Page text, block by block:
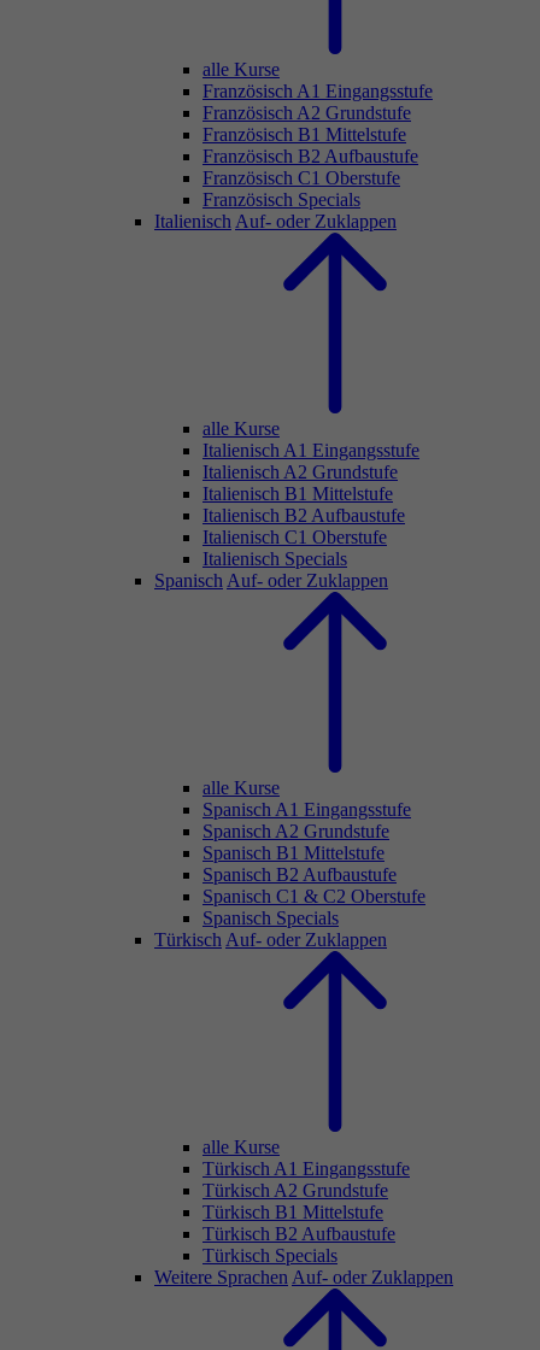
alle Kurse
Französisch A1 Eingangsstufe
Französisch A2 Grundstufe
Französisch B1 Mittelstufe
Französisch B2 Aufbaustufe
Französisch C1 Oberstufe
Französisch Specials
Italienisch Auf- oder Zuklappen
alle Kurse
Italienisch A1 Eingangsstufe
Italienisch A2 Grundstufe
Italienisch B1 Mittelstufe
Italienisch B2 Aufbaustufe
Italienisch C1 Oberstufe
Italienisch Specials
Spanisch Auf- oder Zuklappen
alle Kurse
Spanisch A1 Eingangsstufe
Spanisch A2 Grundstufe
Spanisch B1 Mittelstufe
Spanisch B2 Aufbaustufe
Spanisch C1 & C2 Oberstufe
Spanisch Specials
Türkisch Auf- oder Zuklappen
alle Kurse
Türkisch A1 Eingangsstufe
Türkisch A2 Grundstufe
Türkisch B1 Mittelstufe
Türkisch B2 Aufbaustufe
Türkisch Specials
Weitere Sprachen Auf- oder Zuklappen